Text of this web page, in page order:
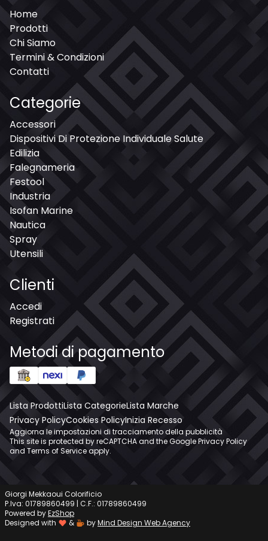
Home
Prodotti
Chi Siamo
Termini & Condizioni
Contatti
Categorie
Accessori
Dispositivi Di Protezione Individuale Salute
Edilizia
Falegnameria
Festool
Industria
Isofan Marine
Nautica
Spray
Utensili
Clienti
Accedi
Registrati
Metodi di pagamento
Lista ProdottiLista CategorieLista Marche
Privacy PolicyCookies PolicyInizia Recesso
Aggiorna le impostazioni di tracciamento della pubblicità
This site is protected by reCAPTCHA and the GooglePrivacy Policy
and Terms of Serviceapply.
Giorgi Mekkaoui Colorificio
P.Iva: 01789860499 | C.F.: 01789860499
Powered byEzShop
Designed with
& byMind Design Web Agency